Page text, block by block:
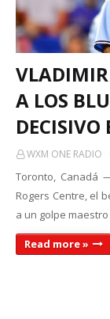
VLADIMIR
A LOS
WXM ONE RADIO
Toronto, Canadá
Rogers Centre, el
a un golpe
Read more »